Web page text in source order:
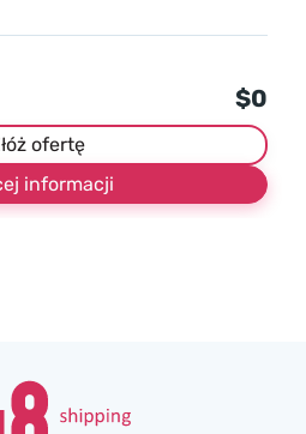
$0
ofertę
informacji